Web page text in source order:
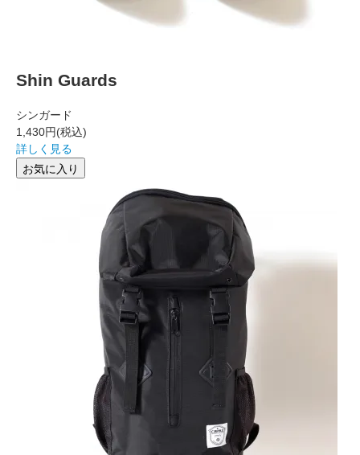
Shin Guards
シンガード
1,430円(税込)
詳しく見る
お気に入り